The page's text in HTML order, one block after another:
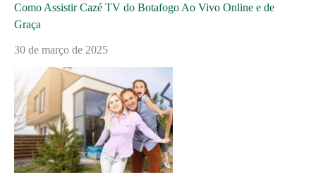
Como Assistir Cazé TV do Botafogo Ao Vivo Online e de
Graça
30 de março de 2025